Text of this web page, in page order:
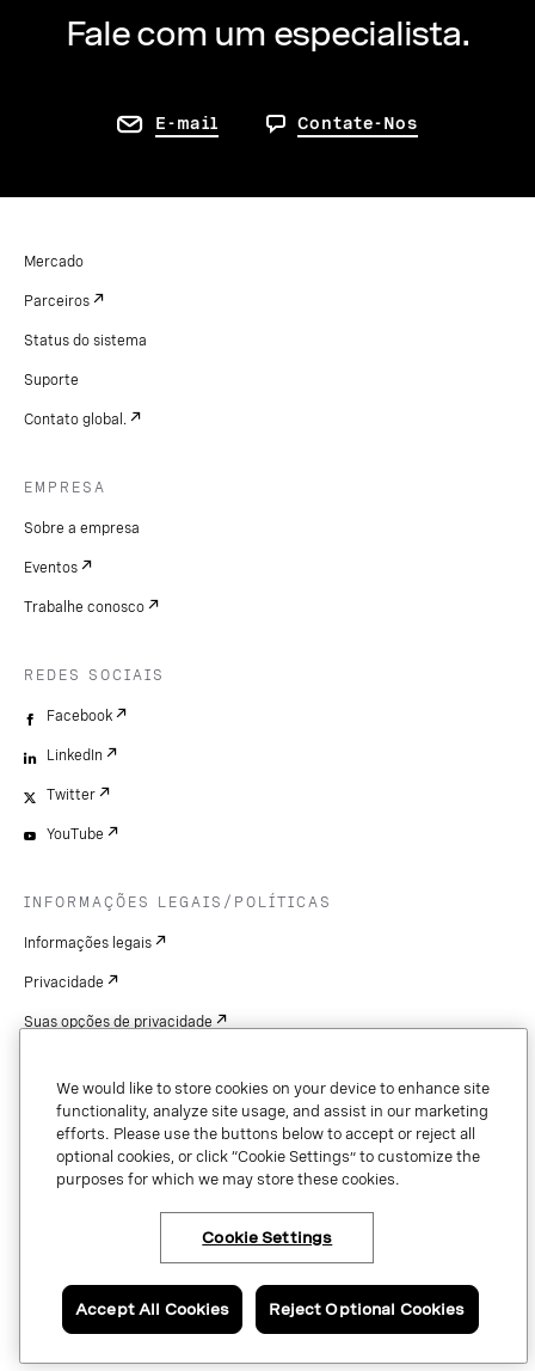
Fale com um especialista.
E-mail Contate-Nos
Copyright © 2026 Vonage. All rights reserved. VONAGE®, the V logo (
®),
and other Vonage marks are registered trademarks of Vonage or its affiliates
in the United States and other countries.
Mercado
Parceiros
Status do sistema
Suporte
Contato global.
EMPRESA
Sobre a empresa
Eventos
Trabalhe conosco
REDES SOCIAIS
Facebook
LinkedIn
Twitter
YouTube
INFORMAÇÕES LEGAIS/POLÍTICAS
Informações legais
Privacidade
Suas opções de privacidade
Patentes
Copyright
Segurança e confiança
We would like to store cookies on your device to enhance site
functionality, analyze site usage, and assist in our marketing
efforts. Please use the buttons below to accept or reject all
optional cookies, or click “Cookie Settings” to customize the
purposes for which we may store these cookies.
Cookie Settings
Reject Optional Cookies
Accept All Cookies